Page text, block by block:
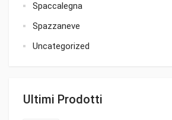
Spaccalegna
Spazzaneve
Uncategorized
Ultimi Prodotti